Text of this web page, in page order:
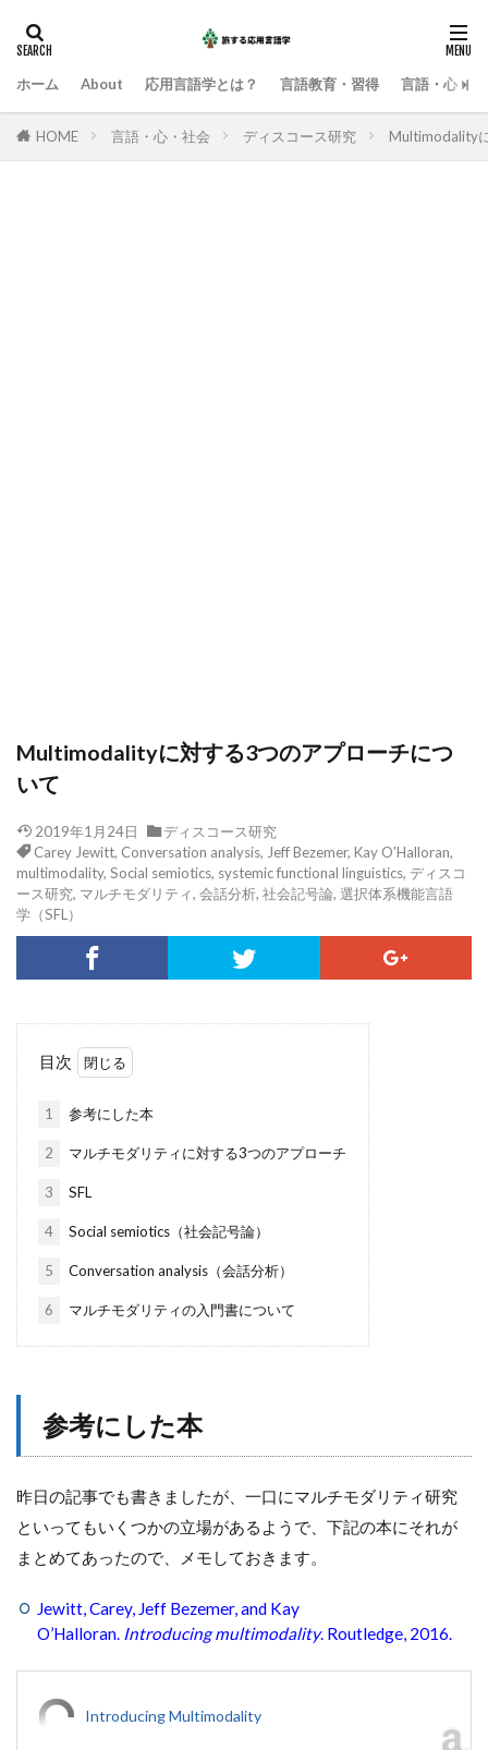
ホーム About 応用言語学とは？ 言語教育・習得 言語・心・
HOME 言語・心・社会 ディスコース研究 Multimodality
Multimodalityに対する3つのアプローチにつ
いて
2019年1月24日
ディスコース研究
Carey Jewitt, Conversation analysis, Jeff Bezemer, Kay O'Halloran,
multimodality, Social semiotics, systemic functional linguistics, ディスコ
ース研究, マルチモダリティ, 会話分析, 社会記号論, 選択体系機能言語
学（SFL）
目次
1 参考にした本
2 マルチモダリティに対する3つのアプローチ
3 SFL
4 Social semiotics（社会記号論）
5 Conversation analysis（会話分析）
6 マルチモダリティの入門書について
参考にした本
昨日の記事でも書きましたが、一口にマルチモダリティ研究
といってもいくつかの立場があるようで、下記の本にそれが
まとめてあったので、メモしておきます。
Jewitt, Carey, Jeff Bezemer, and Kay
O’Halloran. Introducing multimodality. Routledge, 2016.
Introducing Multimodality